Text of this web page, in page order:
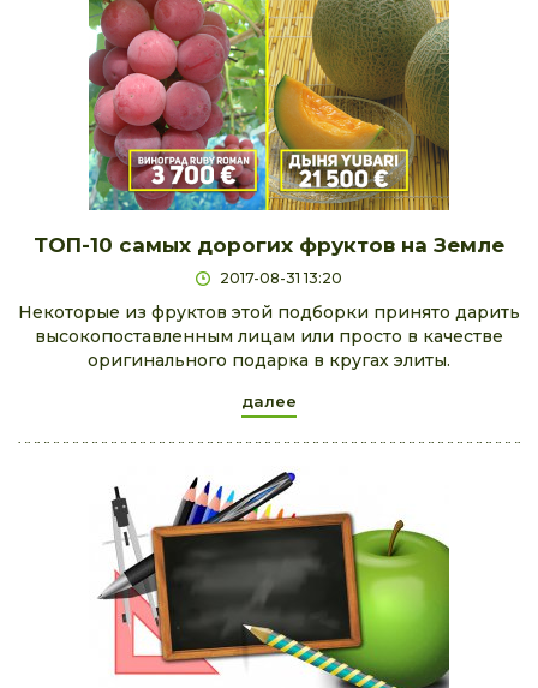
ТОП-10 самых дорогих фруктов на Земле
2017-08-31 13:20
Некоторые из фруктов этой подборки принято дарить
высокопоставленным лицам или просто в качестве
оригинального подарка в кругах элиты.
далее